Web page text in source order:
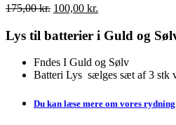
175,00kr. Den
pris
175,00 kr..
100,00 kr.
pris
100,00 kr..
Lys til batterier i Guld og
Fndes I Guld og Sølv
Batteri Lys sælges sæt af 3 stk
Du kan læse mere om vores